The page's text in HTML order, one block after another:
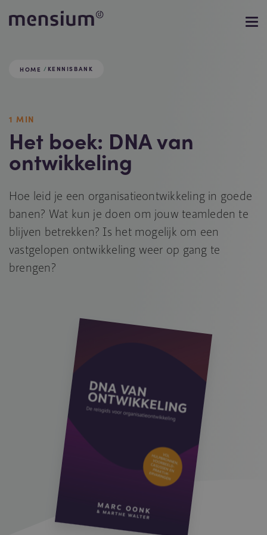
HOME KENNISBANK
1 MIN
Het boek: DNA van
ontwikkeling
Hoe leid je een organisatieontwikkeling in goede
banen? Wat kun je doen om jouw teamleden te
blijven betrekken? Is het mogelijk om een
vastgelopen ontwikkeling weer op gang te
brengen?